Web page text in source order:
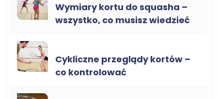
Wymiary kortu do squasha –
wszystko, co musisz wiedzieć
Cykliczne przeglądy kortów –
co kontrolować